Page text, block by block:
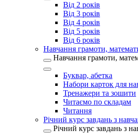
Від 2 років
Від 3 років
Від 4 років
Від 5 років
Від 6 років
Навчання грамоти,
Навчання грамоти,
Буквар, абетка
Набори карток для
Тренажери та зошити
Читаємо по складам
Читання
Річний курс завдань з
Річний курс завдань з